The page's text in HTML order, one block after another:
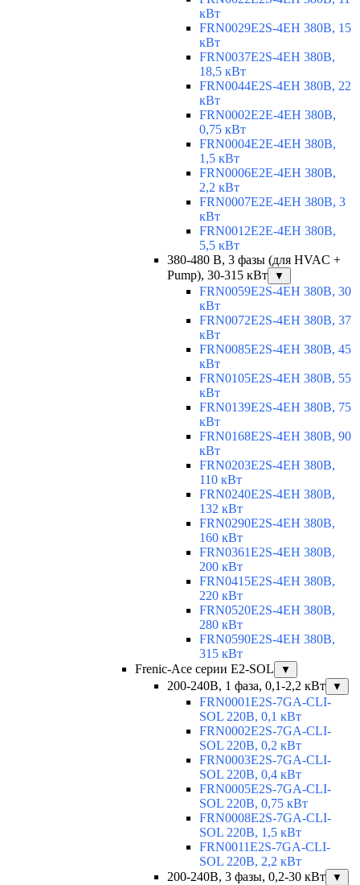
кВт
FRN0029E2S-4EH 380В, 15
кВт
FRN0037E2S-4EH 380В,
18,5 кВт
FRN0044E2S-4EH 380В, 22
кВт
FRN0002E2E-4EH 380В,
0,75 кВт
FRN0004E2E-4EH 380В,
1,5 кВт
FRN0006E2E-4EH 380В,
2,2 кВт
FRN0007E2E-4EH 380В, 3
кВт
FRN0012E2E-4EH 380В,
5,5 кВт
380-480 В, 3 фазы (для HVAC +
Pump), 30-315 кВт
▼
FRN0059E2S-4EH 380В, 30
кВт
FRN0072E2S-4EH 380В, 37
кВт
FRN0085E2S-4EH 380В, 45
кВт
FRN0105E2S-4EH 380В, 55
кВт
FRN0139E2S-4EH 380В, 75
кВт
FRN0168E2S-4EH 380В, 90
кВт
FRN0203E2S-4EH 380В,
110 кВт
FRN0240E2S-4EH 380В,
132 кВт
FRN0290E2S-4EH 380В,
160 кВт
FRN0361E2S-4EH 380В,
200 кВт
FRN0415E2S-4EH 380В,
220 кВт
FRN0520E2S-4EH 380В,
280 кВт
FRN0590E2S-4EH 380В,
315 кВт
Frenic-Ace серии E2-SOL
▼
200-240В, 1 фаза, 0,1-2,2 кВт ▼
FRN0001E2S-7GA-CLI-
SOL 220В, 0,1 кВт
FRN0002E2S-7GA-CLI-
SOL 220В, 0,2 кВт
FRN0003E2S-7GA-CLI-
SOL 220В, 0,4 кВт
FRN0005E2S-7GA-CLI-
SOL 220В, 0,75 кВт
FRN0008E2S-7GA-CLI-
SOL 220В, 1,5 кВт
FRN0011E2S-7GA-CLI-
SOL 220В, 2,2 кВт
200-240В, 3 фазы, 0,2-30 кВт
▼